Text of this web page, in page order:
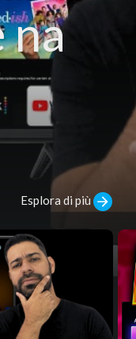
na
Esplora di più